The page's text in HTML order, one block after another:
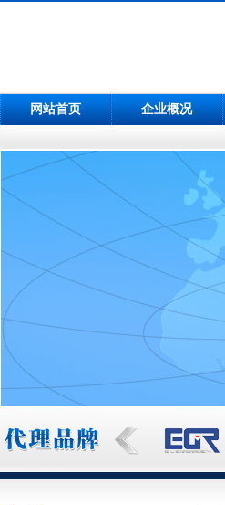
网站首页 企业概况